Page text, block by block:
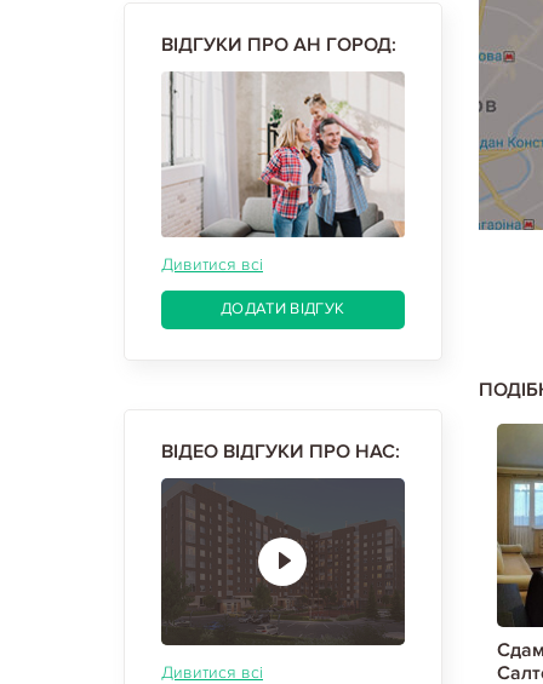
ВІДГУКИ ПРО АН ГОРОД:
Дивитися всі
ДОДАТИ ВІДГУК
ВІДЕО ВІДГУКИ ПРО НАС:
Дивитися всі
Сдам 1-кімнатну квартиру,
Салтовка, Студенческая метро,
Сдам